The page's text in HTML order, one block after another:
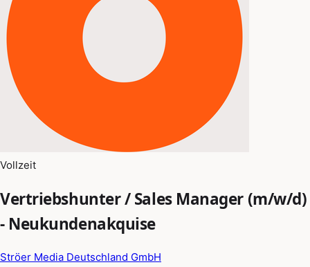
Vollzeit
Vertriebshunter / Sales Manager (m/w/d)
- Neukundenakquise
Ströer Media Deutschland GmbH